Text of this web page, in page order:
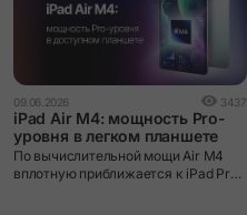
09.06.2026 3437
iPad Air M4: мощность Pro-
уровня в легком планшете
По вычислительной мощи Air M4
вплотную приближается к iPad Pro